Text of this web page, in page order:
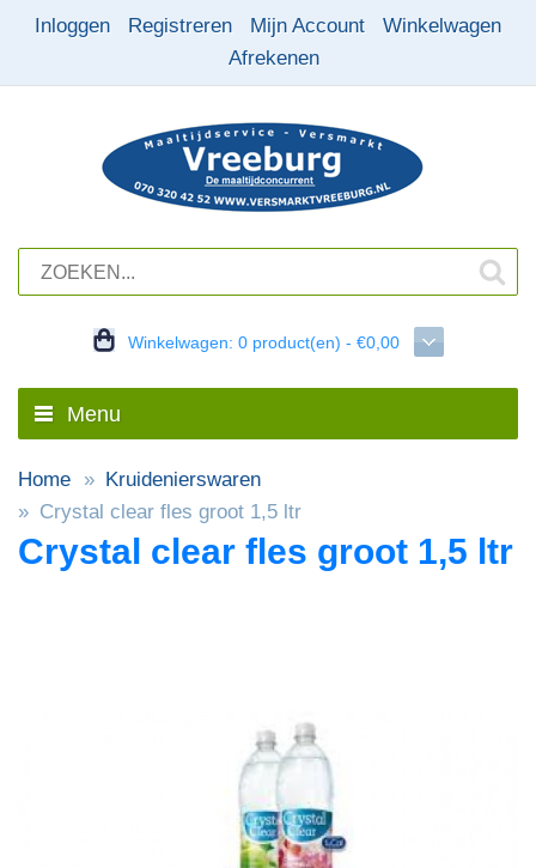
Inloggen Registreren Mijn Account
Winkelwagen
Afrekenen
Winkelwagen: 0 product(en) - €0,00
Menu
Home
Kruidenierswaren
Crystal clear fles groot 1,5 ltr
Crystal clear fles groot 1,5 ltr